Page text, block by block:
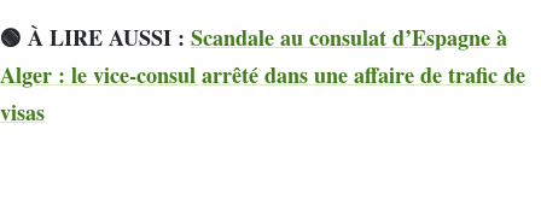
🟢 À LIRE AUSSI : Scandale au consulat d’Espagne à
Alger : le vice-consul arrêté dans une affaire de trafic de
visas